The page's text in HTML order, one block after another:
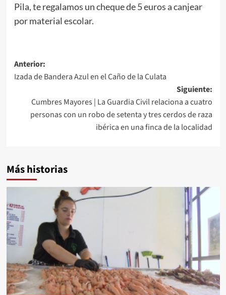
Pila, te regalamos un cheque de 5 euros a canjear
por material escolar.
Anterior:
Izada de Bandera Azul en el Caño de la Culata
Siguiente:
Cumbres Mayores | La Guardia Civil relaciona a cuatro
personas con un robo de setenta y tres cerdos de raza
ibérica en una finca de la localidad
Más historias